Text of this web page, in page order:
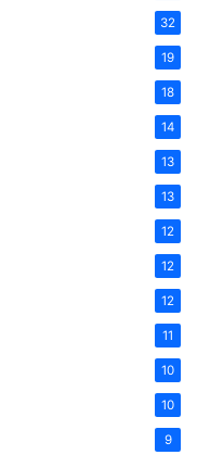
32
19
18
14
13
13
12
12
12
11
10
10
9